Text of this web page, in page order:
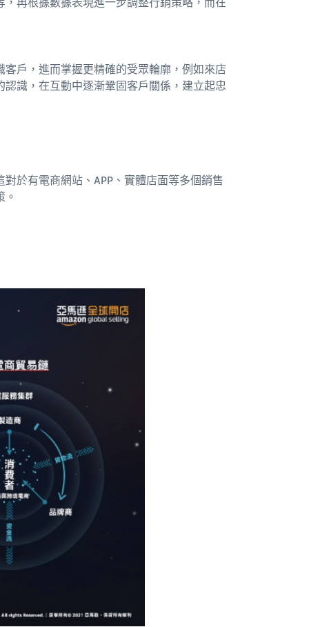
戶，進而掌握更精確的受眾輪廓，例如來店
識，在互動中逐漸鞏固客戶關係，建立起忠
於有電商網站、APP、實體店面等多個銷售